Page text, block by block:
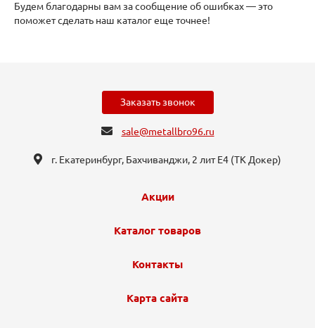
Будем благодарны вам за сообщение об ошибках — это
поможет сделать наш каталог еще точнее!
Заказать звонок
sale@metallbro96.ru
г. Екатеринбург, ​Бахчиванджи, 2 лит Е4 (ТК Докер​)
Акции
Каталог товаров
Контакты
Карта сайта